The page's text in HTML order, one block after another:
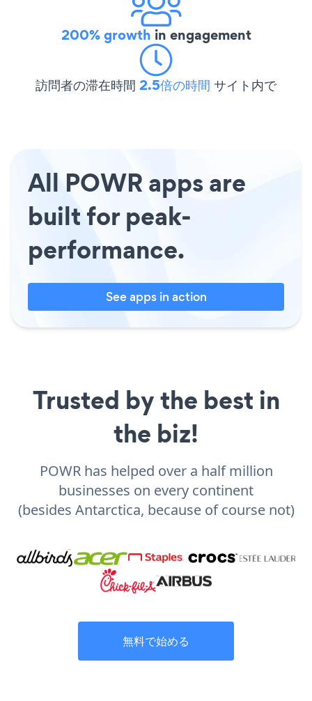
200% growth in engagement
訪問者の滞在時間 2.5倍の時間 サイト内で
All POWR apps are
built for peak-
performance.
See apps in action
Trusted by the best in
the biz!
POWR has helped over a half million
businesses on every continent
(besides Antarctica, because of course not)
無料で始める